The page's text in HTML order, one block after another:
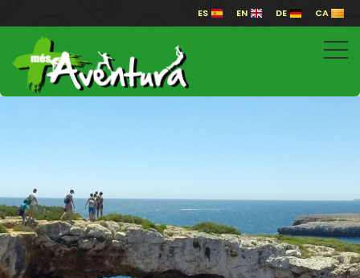
ES EN DE CA